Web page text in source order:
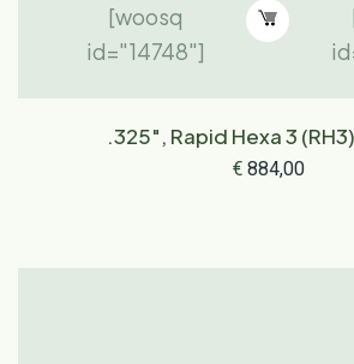
[woosq
id="14748"]
.325", Rapid Hexa 3
€884,00